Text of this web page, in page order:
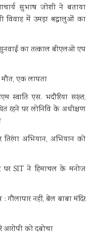
सुभाष जोशी ने बताया
विवाह में उमड़ा श्रद्धालुओं का
का तत्काल बीएलओ एप
मौत, एक लापता
स्वाति एस. भदौरिया सख्त,
रहने पर लोनिवि के अधीक्षण
अभियान, अभियान को
पर SIT ने हिमाचल के मनोज
गौलापार नहीं, बेल बाबा मंदिर
आरोपी को दबोचा